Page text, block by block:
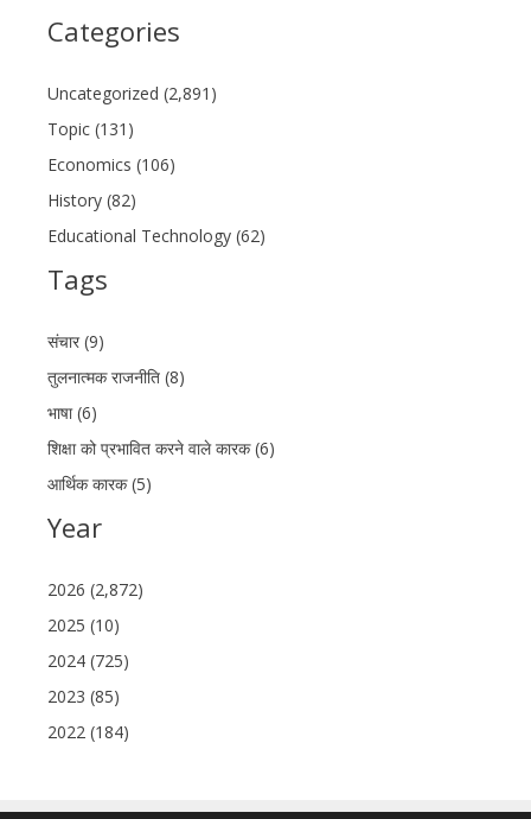
Categories
Uncategorized (2,891)
Topic (131)
Economics (106)
History (82)
Educational Technology (62)
Tags
संचार (9)
तुलनात्मक राजनीति (8)
भाषा (6)
शिक्षा को प्रभावित करने वाले कारक (6)
आर्थिक कारक (5)
Year
2026 (2,872)
2025 (10)
2024 (725)
2023 (85)
2022 (184)